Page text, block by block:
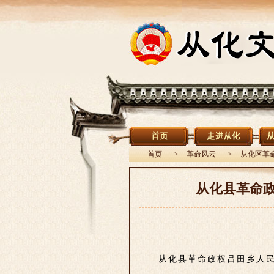
首页 > 革命风云 > 从化区革
从化县革命
从化县革命政权吕田乡人